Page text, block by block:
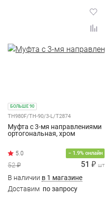
БОЛЬШЕ 90
TH980F/TH-90/3-L/T2874
Муфта с 3-мя направлениями
ортогональная, хром
− 1.9% онлайн
52 ₽ 51 ₽ шт
В наличии в 1 магазине
Доставим по запросу